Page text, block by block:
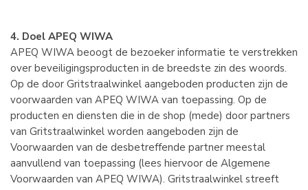
4. Doel APEQ WIWA
APEQ WIWA beoogt de bezoeker informatie te verstrekken
over beveiligingsproducten in de breedste zin des woords.
Op de door Gritstraalwinkel aangeboden producten zijn de
voorwaarden van APEQ WIWA van toepassing. Op de
producten en diensten die in de shop (mede) door partners
van Gritstraalwinkel worden aangeboden zijn de
Voorwaarden van de desbetreffende partner meestal
aanvullend van toepassing (lees hiervoor de Algemene
Voorwaarden van APEQ WIWA). Gritstraalwinkel streeft